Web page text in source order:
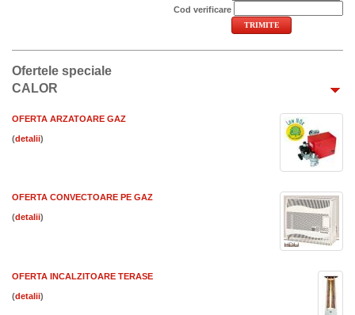
Cod verificare
Ofertele speciale
CALOR
OFERTA ARZATOARE GAZ
( )
OFERTA CONVECTOARE PE GAZ
( )
OFERTA INCALZITOARE TERASE
( )